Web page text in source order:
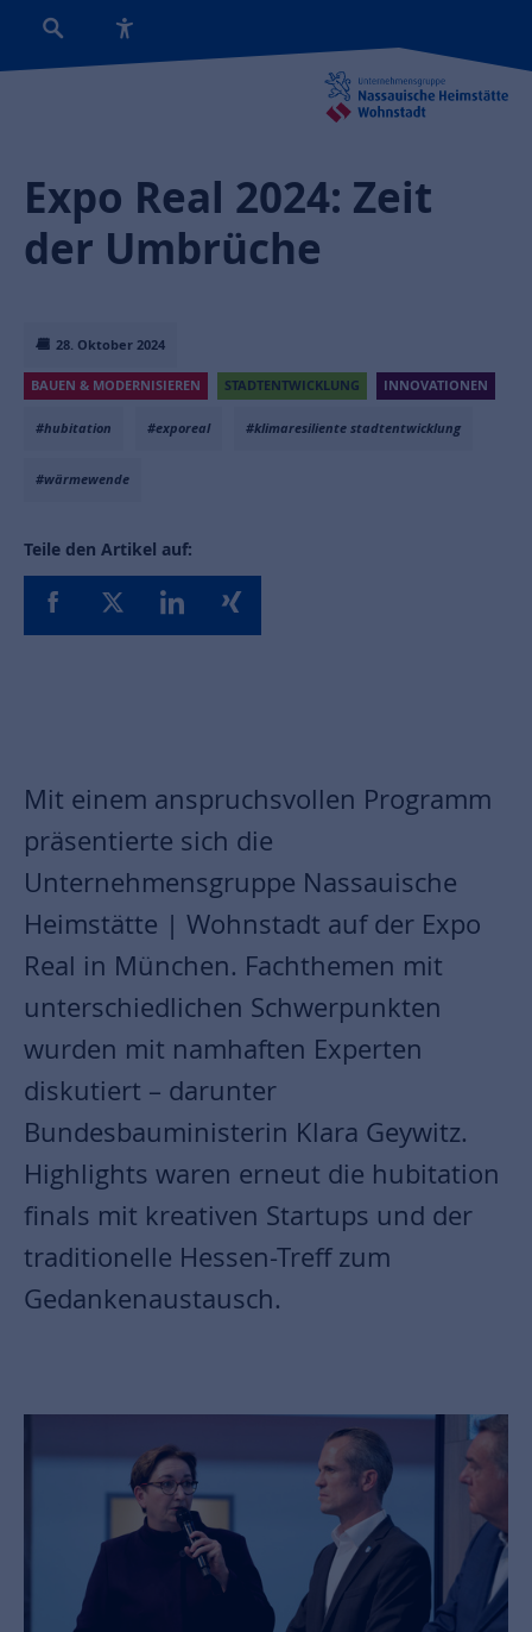
28. Oktober 2024
BAUEN & MODERNISIEREN STADTENTWICKLUNG INNOVATIONEN
#hubitation #exporeal #klimaresiliente stadtentwicklung
#wärmewende
Teile den Artikel auf:
Expo Real 2024: Zeit
der Umbrüche
Mit einem anspruchsvollen Programm
präsentierte sich die
Unternehmensgruppe Nassauische
Heimstätte | Wohnstadt auf der Expo
Real in München. Fachthemen mit
unterschiedlichen Schwerpunkten
wurden mit namhaften Experten
diskutiert – darunter
Bundesbauministerin Klara Geywitz.
Highlights waren erneut die hubitation
finals mit kreativen Startups und der
traditionelle Hessen-Treff zum
Gedankenaustausch.